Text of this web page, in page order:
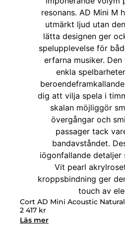
Cort AD Mini Acoustic Natural
2 417 kr
Läs mer